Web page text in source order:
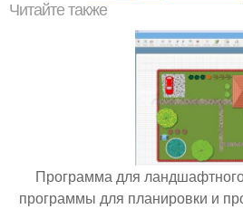
Читайте также
Программа для
программы для планировки и